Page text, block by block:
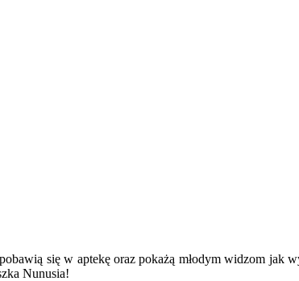
się w aptekę oraz pokażą młodym widzom jak
Nunusia!